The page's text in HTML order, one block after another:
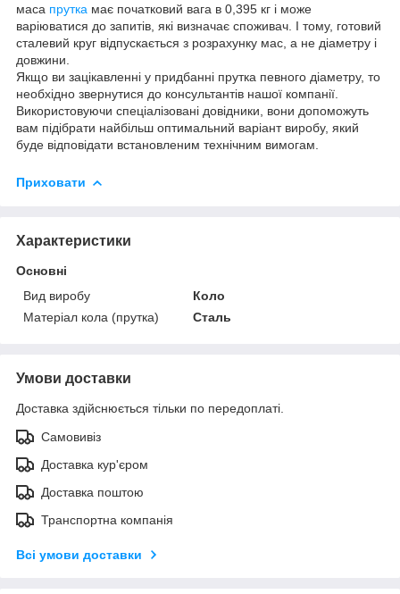
маса прутка має початковий вага в 0,395 кг і може
варіюватися до запитів, які визначає споживач. І тому, готовий
сталевий круг відпускається з розрахунку мас, а не діаметру і
довжини.
Якщо ви зацікавленні у придбанні прутка певного діаметру, то
необхідно звернутися до консультантів нашої компанії.
Використовуючи спеціалізовані довідники, вони допоможуть
вам підібрати найбільш оптимальний варіант виробу, який
буде відповідати встановленим технічним вимогам.
Приховати
Характеристики
Основні
Вид виробу
Коло
Матеріал кола (прутка)
Сталь
Умови доставки
Доставка здійснюється тільки по передоплаті.
Самовивіз
Доставка кур'єром
Доставка поштою
Транспортна компанія
Всі умови доставки